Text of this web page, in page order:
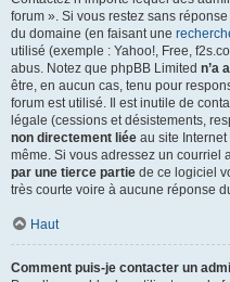
forum ». Si vous restez sans
du domaine (en faisant une
utilisé (exemple : Yahoo!, Free,
abus. Notez que phpBB Limited n’a
être, en aucun cas, tenu pour
forum est utilisé. Il est inutile de
légale (cessions et désistements,
non directement liée au site
même. Si vous adressez un courriel
par une tierce partie de ce logiciel
très courte voire à aucune réponse
Haut
Comment puis-je contacter un